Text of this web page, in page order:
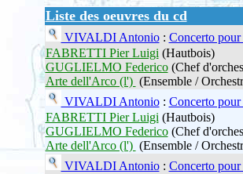
Liste des oeuvres du cd
VIVALDI Antonio: Concerto
FABRETTI Pier Luigi(Hautbois)
GUGLIELMO Federico(Chef
Arte dell'Arco (l') (Ensemble /
VIVALDI Antonio: Concerto
FABRETTI Pier Luigi(Hautbois)
GUGLIELMO Federico(Chef
Arte dell'Arco (l') (Ensemble /
VIVALDI Antonio: Concerto